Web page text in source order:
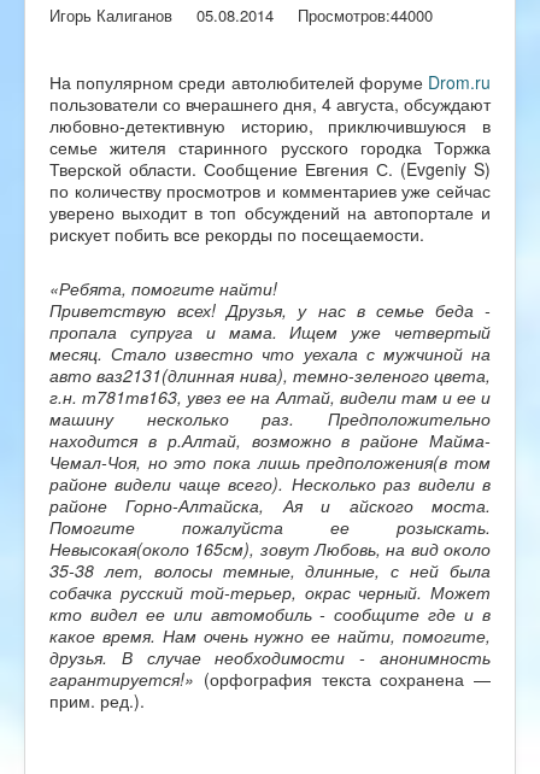
Игорь Калиганов 05.08.2014 Просмотров:44000
На популярном среди автолюбителей форуме Drom.ru
пользователи со вчерашнего дня, 4 августа, обсуждают
любовно-детективную историю, приключившуюся в
семье жителя старинного русского городка Торжка
Тверской области. Сообщение Евгения С. (Evgeniy S)
по количеству просмотров и комментариев уже сейчас
уверено выходит в топ обсуждений на автопортале и
рискует побить все рекорды по посещаемости.
«Ребята, помогите найти!
Приветствую всех! Друзья, у нас в семье беда -
пропала супруга и мама. Ищем уже четвертый
месяц. Стало известно что уехала с мужчиной на
авто ваз2131(длинная нива), темно-зеленого цвета,
г.н. т781тв163, увез ее на Алтай, видели там и ее и
машину несколько раз. Предположительно
находится в р.Алтай, возможно в районе Майма-
Чемал-Чоя, но это пока лишь предположения(в том
районе видели чаще всего). Несколько раз видели в
районе Горно-Алтайска, Ая и айского моста.
Помогите пожалуйста ее розыскать.
Невысокая(около 165см), зовут Любовь, на вид около
35-38 лет, волосы темные, длинные, с ней была
собачка русский той-терьер, окрас черный. Может
кто видел ее или автомобиль - сообщите где и в
какое время. Нам очень нужно ее найти, помогите,
друзья. В случае необходимости - анонимность
гарантируется!» (орфография текста сохранена —
прим. ред.).